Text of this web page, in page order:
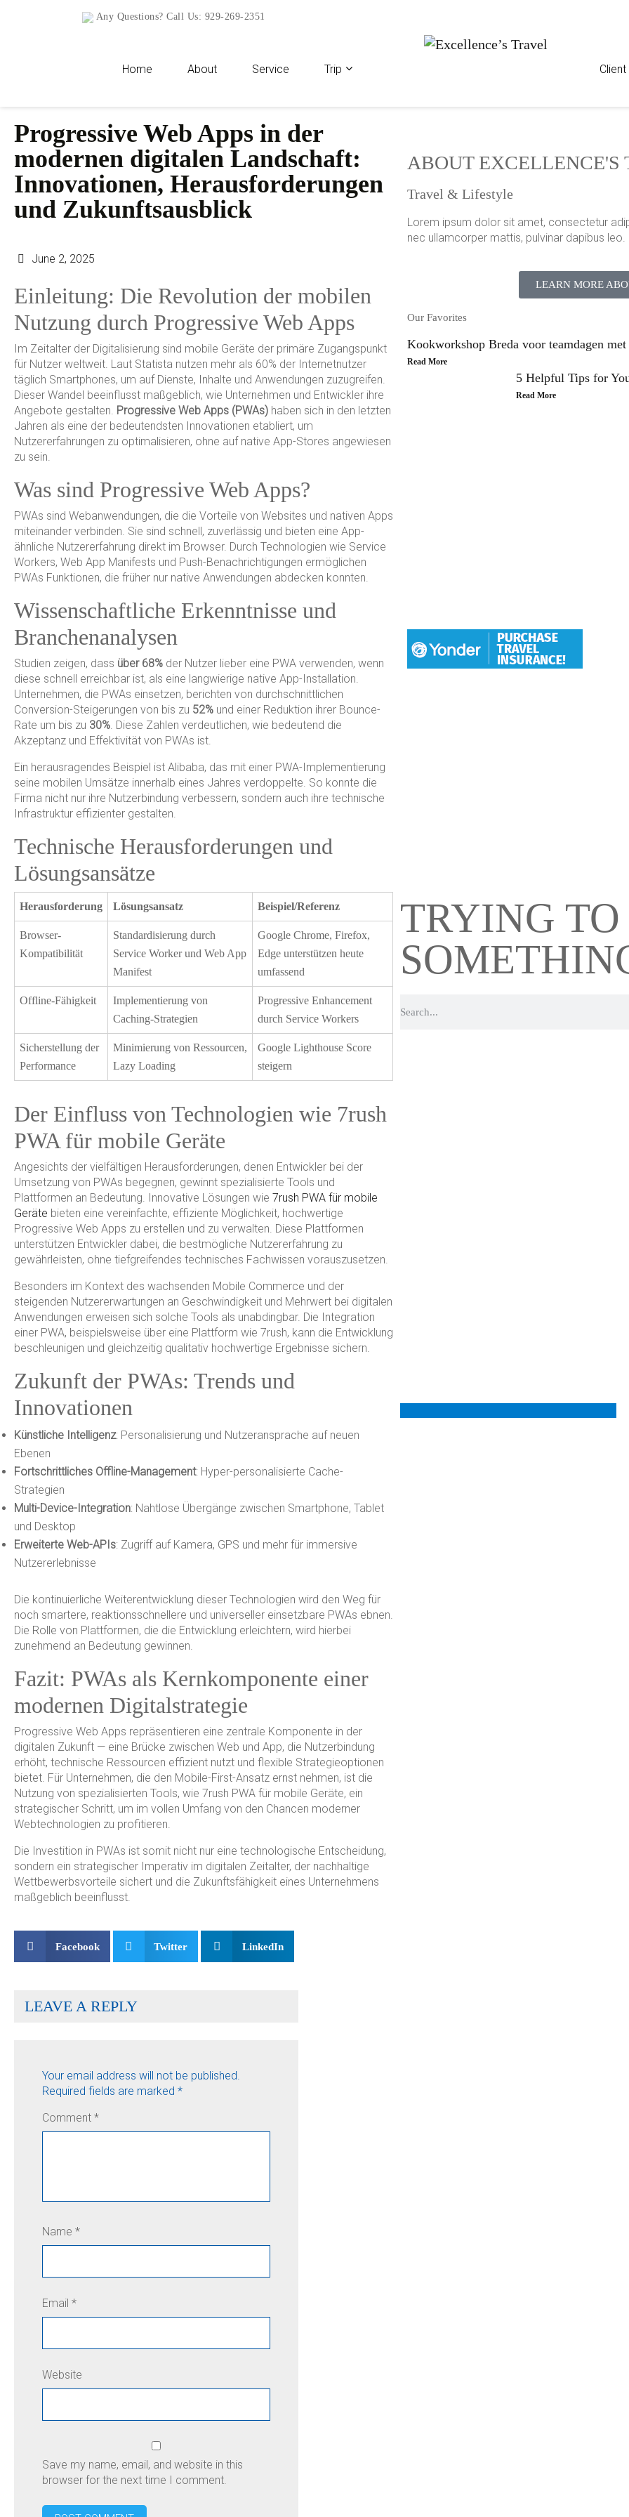
Any Questions? Call Us: 929-269-2351
Home About Service Trip
Progressive Web Apps in der
modernen digitalen Landschaft:
Innovationen, Herausforderungen
und Zukunftsausblick
June 2, 2025
Einleitung: Die Revolution der mobilen
Nutzung durch Progressive Web Apps
Im Zeitalter der Digitalisierung sind mobile Geräte der primäre Zugangspunkt
für Nutzer weltweit. Laut Statista nutzen mehr als 60% der Internetnutzer
täglich Smartphones, um auf Dienste, Inhalte und Anwendungen zuzugreifen.
Dieser Wandel beeinflusst maßgeblich, wie Unternehmen und Entwickler ihre
Angebote gestalten. Progressive Web Apps (PWAs) haben sich in den letzten
Jahren als eine der bedeutendsten Innovationen etabliert, um
Nutzererfahrungen zu optimalisieren, ohne auf native App-Stores angewiesen
zu sein.
Was sind Progressive Web Apps?
PWAs sind Webanwendungen, die die Vorteile von Websites und nativen Apps
miteinander verbinden. Sie sind schnell, zuverlässig und bieten eine App-
ähnliche Nutzererfahrung direkt im Browser. Durch Technologien wie Service
Workers, Web App Manifests und Push-Benachrichtigungen ermöglichen
PWAs Funktionen, die früher nur native Anwendungen abdecken konnten.
Wissenschaftliche Erkenntnisse und
Branchenanalysen
Studien zeigen, dass über 68% der Nutzer lieber eine PWA verwenden, wenn
diese schnell erreichbar ist, als eine langwierige native App-Installation.
Unternehmen, die PWAs einsetzen, berichten von durchschnittlichen
Conversion-Steigerungen von bis zu 52% und einer Reduktion ihrer Bounce-
Rate um bis zu 30%. Diese Zahlen verdeutlichen, wie bedeutend die
Akzeptanz und Effektivität von PWAs ist.
Ein herausragendes Beispiel ist Alibaba, das mit einer PWA-Implementierung
seine mobilen Umsätze innerhalb eines Jahres verdoppelte. So konnte die
Firma nicht nur ihre Nutzerbindung verbessern, sondern auch ihre technische
Infrastruktur effizienter gestalten.
Technische Herausforderungen und
Lösungsansätze
Herausforderung Lösungsansatz Beispiel/Referenz
Browser-
Kompatibilität
Standardisierung durch
Service Worker und Web App
Manifest
Google Chrome, Firefox,
Edge unterstützen heute
umfassend
Offline-Fähigkeit
Implementierung von
Caching-Strategien
Progressive Enhancement
durch Service Workers
Sicherstellung der
Performance
Minimierung von Ressourcen,
Lazy Loading
Google Lighthouse Score
steigern
Der Einfluss von Technologien wie 7rush
PWA für mobile Geräte
Angesichts der vielfältigen Herausforderungen, denen Entwickler bei der
Umsetzung von PWAs begegnen, gewinnt spezialisierte Tools und
Plattformen an Bedeutung. Innovative Lösungen wie 7rush PWA für mobile
Geräte bieten eine vereinfachte, effiziente Möglichkeit, hochwertige
Progressive Web Apps zu erstellen und zu verwalten. Diese Plattformen
unterstützen Entwickler dabei, die bestmögliche Nutzererfahrung zu
gewährleisten, ohne tiefgreifendes technisches Fachwissen vorauszusetzen.
Besonders im Kontext des wachsenden Mobile Commerce und der
steigenden Nutzererwartungen an Geschwindigkeit und Mehrwert bei digitalen
Anwendungen erweisen sich solche Tools als unabdingbar. Die Integration
einer PWA, beispielsweise über eine Plattform wie 7rush, kann die Entwicklung
beschleunigen und gleichzeitig qualitativ hochwertige Ergebnisse sichern.
Zukunft der PWAs: Trends und
Innovationen
Künstliche Intelligenz: Personalisierung und Nutzeransprache auf neuen
Ebenen
Fortschrittliches Offline-Management: Hyper-personalisierte Cache-
Strategien
Multi-Device-Integration: Nahtlose Übergänge zwischen Smartphone, Tablet
und Desktop
Erweiterte Web-APIs: Zugriff auf Kamera, GPS und mehr für immersive
Nutzererlebnisse
Die kontinuierliche Weiterentwicklung dieser Technologien wird den Weg für
noch smartere, reaktionsschnellere und universeller einsetzbare PWAs ebnen.
Die Rolle von Plattformen, die die Entwicklung erleichtern, wird hierbei
zunehmend an Bedeutung gewinnen.
Fazit: PWAs als Kernkomponente einer
modernen Digitalstrategie
Progressive Web Apps repräsentieren eine zentrale Komponente in der
digitalen Zukunft — eine Brücke zwischen Web und App, die Nutzerbindung
erhöht, technische Ressourcen effizient nutzt und flexible Strategieoptionen
bietet. Für Unternehmen, die den Mobile-First-Ansatz ernst nehmen, ist die
Nutzung von spezialisierten Tools, wie 7rush PWA für mobile Geräte, ein
strategischer Schritt, um im vollen Umfang von den Chancen moderner
Webtechnologien zu profitieren.
Die Investition in PWAs ist somit nicht nur eine technologische Entscheidung,
sondern ein strategischer Imperativ im digitalen Zeitalter, der nachhaltige
Wettbewerbsvorteile sichert und die Zukunftsfähigkeit eines Unternehmens
maßgeblich beeinflusst.
Facebook Twitter LinkedIn
LEAVE A REPLY
Your email address will not be published.
Required fields are marked *
Comment *
Name *
Email *
Website
Save my name, email, and website in this
browser for the next time I comment.
ABOUT EXCELLENCE'S
Travel & Lifestyle
Lorem ipsum dolor sit amet, consectetur
nec ullamcorper mattis, pulvinar dapibus leo.
LEARN MORE
Our Favorites
Kookworkshop Breda voor teamdagen
Read More
5 Helpful Tips for
Read More
TRYING